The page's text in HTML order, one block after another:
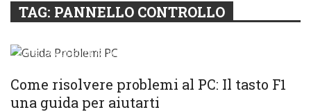
TAG: PANNELLO CONTROLLO
CARRELLATA DI GUIDE FAI DA TE
Come risolvere problemi al PC: Il tasto F1
una guida per aiutarti